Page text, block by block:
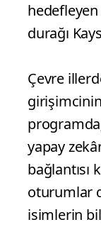
durağı
Çevre
yapay
bağlantısı
oturumlar
isimlerin